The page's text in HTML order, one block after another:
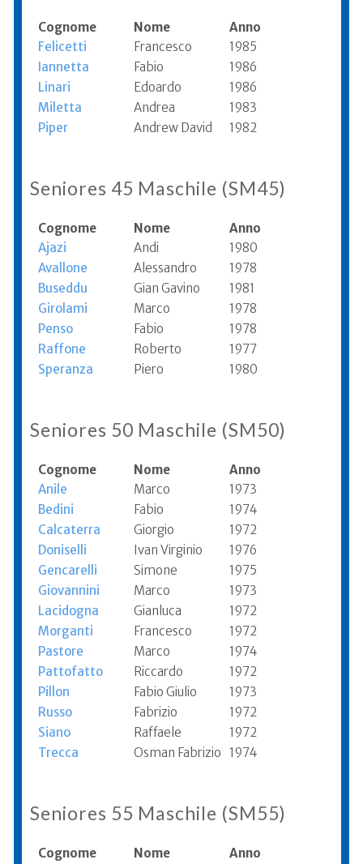
Cognome Nome
Anno
Felicetti
Francesco
1985
Iannetta
Fabio
1986
Linari
Edoardo
1986
Miletta
Andrea
1983
Piper
Andrew David 1982
Seniores 45 Maschile (SM45)
Cognome Nome
Anno
Ajazi
Andi
1980
Avallone
Alessandro
1978
Buseddu
Gian Gavino
1981
Girolami
Marco
1978
Penso
Fabio
1978
Raffone
Roberto
1977
Speranza
Piero 1980
Seniores 50 Maschile (SM50)
Cognome Nome
Anno
Anile
Marco
1973
Bedini
Fabio
1974
Calcaterra
Giorgio
1972
Doniselli
Ivan Virginio
1976
Gencarelli
Simone
1975
Giovannini
Marco
1973
Lacidogna
Gianluca
1972
Morganti
Francesco
1972
Pastore
Marco
1974
Pattofatto
Riccardo
1972
Pillon
Fabio Giulio
1973
Russo
Fabrizio
1972
Siano
Raffaele
1972
Trecca
Osman Fabrizio 1974
Seniores 55 Maschile (SM55)
Cognome Nome
Anno